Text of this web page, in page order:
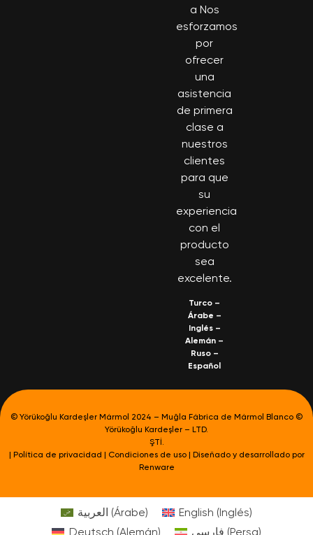
a Nos
esforzamos
por
ofrecer
una
asistencia
de primera
clase a
nuestros
clientes
para que
su
experiencia
con el
producto
sea
excelente.
Turco –
Árabe –
Inglés–
Alemán –
Ruso–
Español
© Yörükoğlu Kardeşler Mármol 2024 – Muğla Fábrica de Mármol Blanco ©
Yörükoğlu Kardeşler – LTD.
ŞTİ.
| Política de privacidad | Condiciones de uso| Diseñado y desarrollado por
Renware
العربية (Árabe) English (Inglés)
Deutsch (Alemán) فارسی (Persa)